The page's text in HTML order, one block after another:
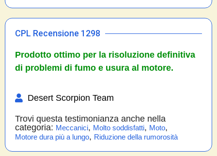
CPL Recensione 1298
Prodotto ottimo per la risoluzione definitiva
di problemi di fumo e usura al motore.
Desert Scorpion Team
Trovi questa testimonianza anche nella
categoria: Meccanici, Molto soddisfatti, Moto,
Motore dura più a lungo, Riduzione della rumorosità